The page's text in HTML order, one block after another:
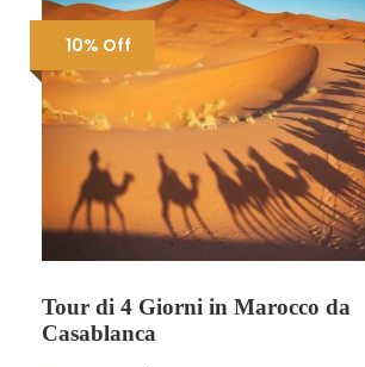
10% Off
Tour di 4 Giorni in Marocco da
Casablanca